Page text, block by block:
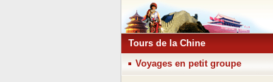
Tours de la Chine
Voyages en petit groupe